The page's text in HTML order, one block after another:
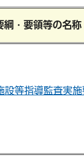
綱・要領等の名称
設等指導監査実